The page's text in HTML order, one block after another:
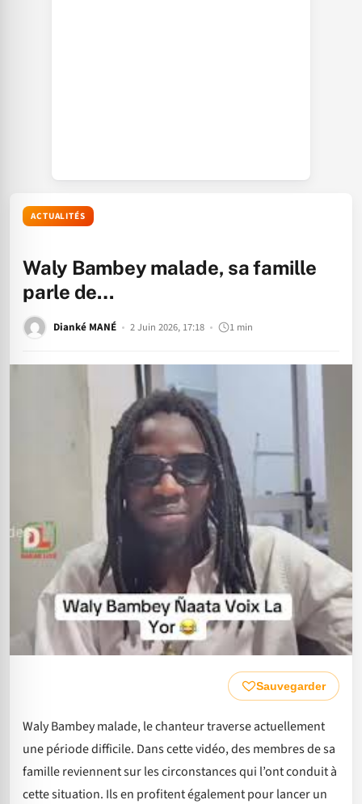
ACTUALITÉS
Waly Bambey malade, sa famille
parle de…
Dianké MANÉ 2 Juin 2026, 17:18 1 min
Sauvegarder
Waly Bambey malade, le chanteur traverse actuellement
une période difficile. Dans cette vidéo, des membres de sa
famille reviennent sur les circonstances qui l’ont conduit à
cette situation. Ils en profitent également pour lancer un